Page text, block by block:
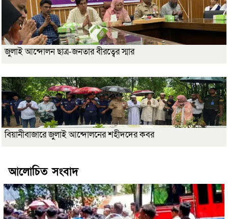
জুলাই আন্দোলন ছাত্র-জনতার বীরত্বের স্মার
বিয়ানীবাজারে জুলাই আন্দোলনের শহীদদের কবর
আলোচিত সংবাদ